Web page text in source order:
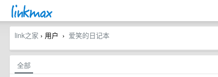
link之家 › 用户 › 爱笑的日记本
全部